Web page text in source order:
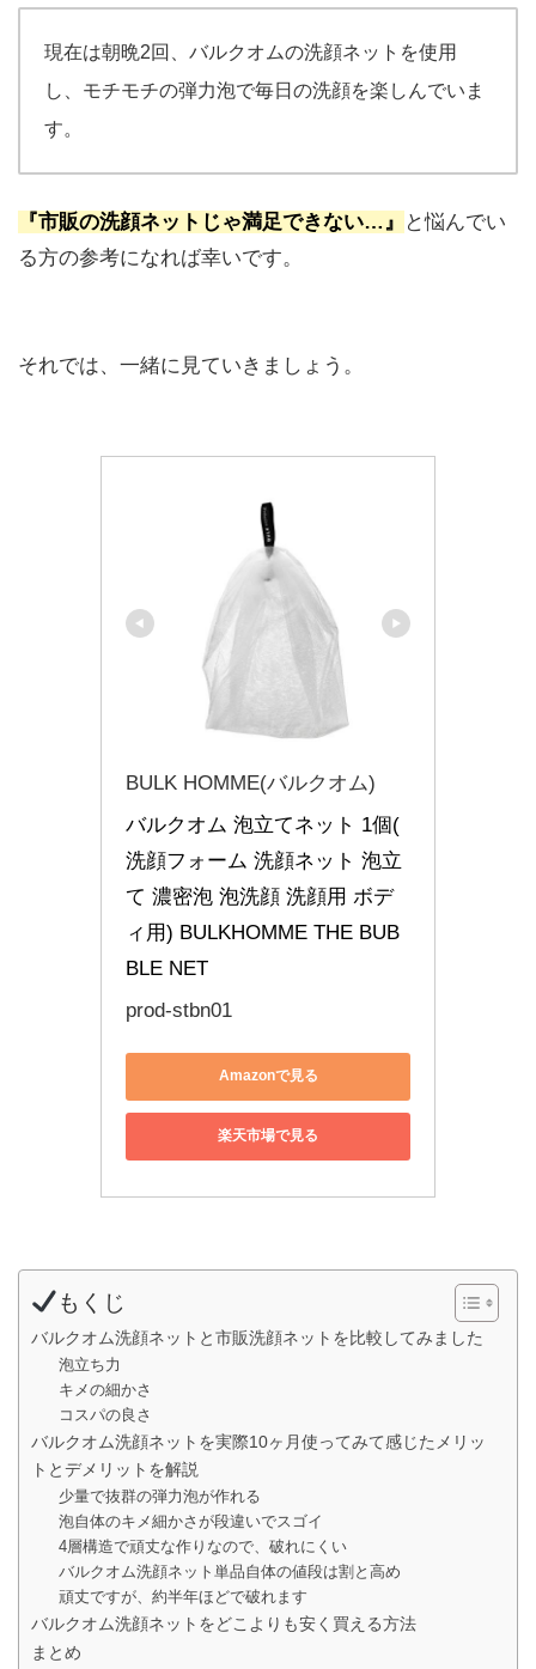
現在は朝晩2回、バルクオムの洗顔ネットを使用
し、モチモチの弾力泡で毎日の洗顔を楽しんでいま
す。
『市販の洗顔ネットじゃ満足できない…』
と悩んでい
る方の参考になれば幸いです。
それでは、一緒に見ていきましょう。
BULK HOMME(バルクオム)
バルクオム 泡立てネット 1個(
洗顔フォーム 洗顔ネット 泡立
て 濃密泡 泡洗顔 洗顔用 ボデ
ィ用) BULKHOMME THE BUB
BLE NET
prod-stbn01
Amazonで見る
楽天市場で見る
もくじ
バルクオム洗顔ネットと市販洗顔ネットを比較してみました
泡立ち力
キメの細かさ
コスパの良さ
バルクオム洗顔ネットを実際10ヶ月使ってみて感じたメリッ
トとデメリットを解説
少量で抜群の弾力泡が作れる
泡自体のキメ細かさが段違いでスゴイ
4層構造で頑丈な作りなので、破れにくい
バルクオム洗顔ネット単品自体の値段は割と高め
頑丈ですが、約半年ほどで破れます
バルクオム洗顔ネットをどこよりも安く買える方法
まとめ